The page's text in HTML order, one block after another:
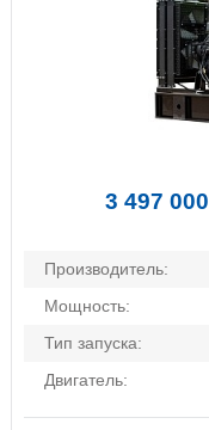
3 497 000
Производитель:
Мощность:
Тип запуска:
Двигатель: